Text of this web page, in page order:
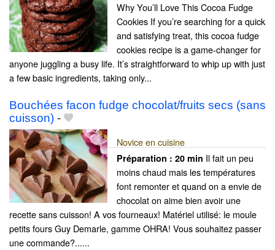
Why You’ll Love This Cocoa Fudge
Cookies If you’re searching for a quick
and satisfying treat, this cocoa fudge
cookies recipe is a game-changer for
anyone juggling a busy life. It’s straightforward to whip up with just
a few basic ingredients, taking only...
Bouchées facon fudge chocolat/fruits secs (sans
cuisson) -
Novice en cuisine
Préparation : 20 min Il fait un peu
moins chaud mais les températures
font remonter et quand on a envie de
chocolat on aime bien avoir une
recette sans cuisson! A vos fourneaux! Matériel utilisé: le moule
petits fours Guy Demarle, gamme OHRA! Vous souhaitez passer
une commande?......